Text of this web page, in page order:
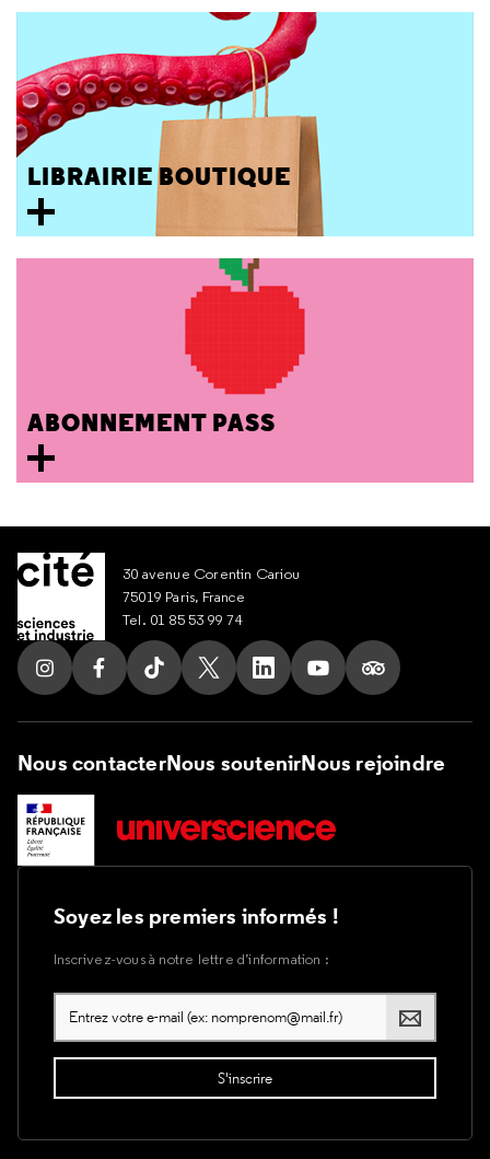
LIBRAIRIE BOUTIQUE
ABONNEMENT PASS
30 avenue Corentin Cariou
75019 Paris, France
Tel. 01 85 53 99 74
Suivez nous sur Instagram
Suivez nous sur Facebook
Suivez nous sur Tik Tok
Suivez nous sur X
Suivez nous sur LinkedIn
Suivez nous sur
Suivez nous
Nous contacterNous soutenirNous rejoindre
Soyez les premiers informés !
Inscrivez-vous à notre lettre d’information :